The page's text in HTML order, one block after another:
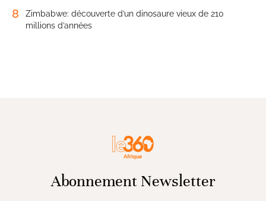
8
Zimbabwe: découverte d’un dinosaure vieux de 210
millions d’années
Abonnement Newsletter